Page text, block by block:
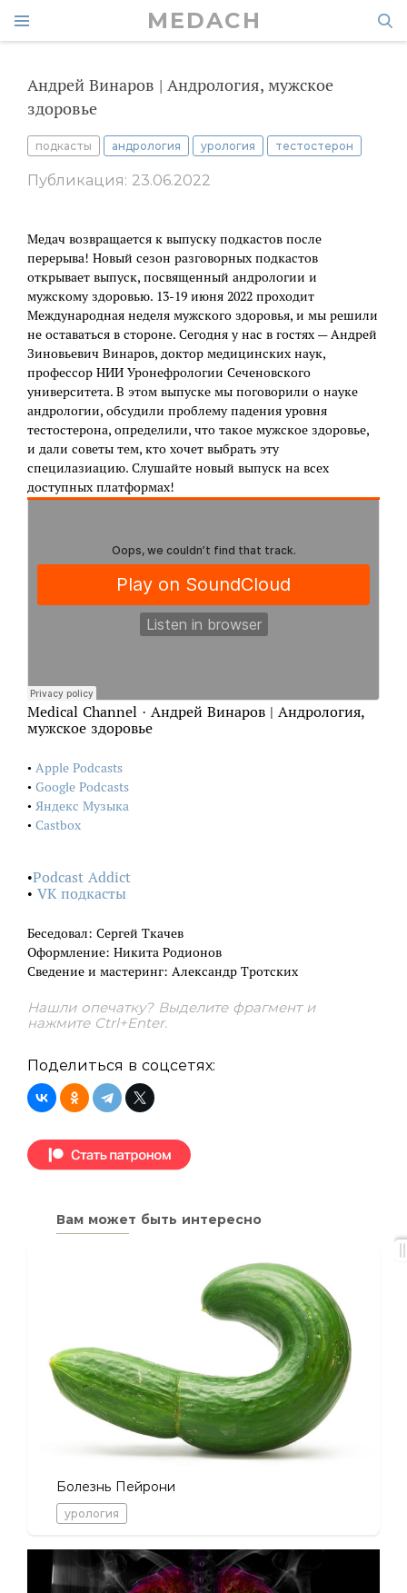
MEDACH
Андрей Винаров | Андрология, мужское
здоровье
подкасты андрология урология тестостерон
Публикация: 23.06.2022
Медач возвращается к выпуску подкастов после
перерыва! Новый сезон разговорных подкастов
открывает выпуск, посвященный андрологии и
мужскому здоровью. 13-19 июня 2022 проходит
Международная неделя мужского здоровья, и мы решили
не оставаться в стороне. Сегодня у нас в гостях — Андрей
Зиновьевич Винаров, доктор медицинских наук,
профессор НИИ Уронефрологии Сеченовского
университета. В этом выпуске мы поговорили о науке
андрологии, обсудили проблему падения уровня
тестостерона, определили, что такое мужское здоровье,
и дали советы тем, кто хочет выбрать эту
специлазиацию. Слушайте новый выпуск на всех
доступных платформах!
Medical Channel · Андрей Винаров | Андрология,
мужское здоровье
• Apple Podcasts
• Google Podcasts
• Яндекс Музыка
• Castbox
•Podcast Addict
• VK подкасты
Беседовал: Сергей Ткачев
Оформление: Никита Родионов
Сведение и мастеринг: Александр Тротских
Нашли опечатку? Выделите фрагмент и
нажмите Ctrl+Enter.
Поделиться в соцсетях:
Вам может быть интересно
Болезнь Пейрони
урология